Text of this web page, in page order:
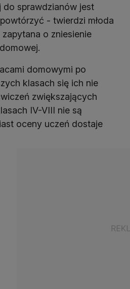
sprawdzianów jest
- twierdzi młoda
o zniesienie
domowymi po
klasach się ich nie
zwiększających
IV-VIII nie są
oceny uczeń dostaje